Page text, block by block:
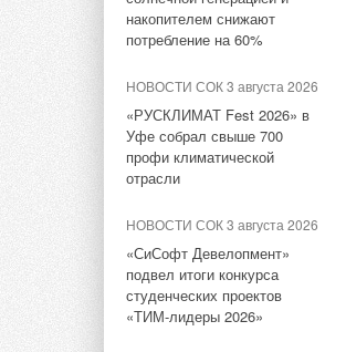
накопителем снижают
потребление на 60%
НОВОСТИ СОК 3 августа 2026
«РУСКЛИМАТ Fest 2026» в
Уфе собрал свыше 700
профи климатической
отрасли
НОВОСТИ СОК 3 августа 2026
«СиСофт Девелопмент»
подвел итоги конкурса
студенческих проектов
«ТИМ-лидеры 2026»
натрий-ионных батарей для
СНЭ
НОВОСТИ СОК 17 апреля
2026
Полигон для испытаний
электротранспорта и ВИЭ
появится в Адыгее летом
2026г.
ЖУРНАЛ СОК апрель 2026
Зарядная станция для
электромобилей на
солнечных
фотоэлектрических